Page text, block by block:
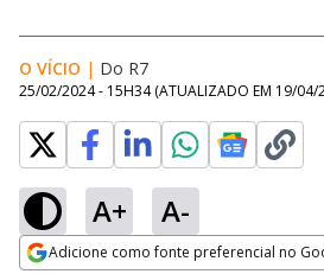
O VÍCIO | Do R7
25/02/2024 - 15H34 (ATUALIZADO EM 19/04/
A+ A-
Adicione como fonte preferencial no